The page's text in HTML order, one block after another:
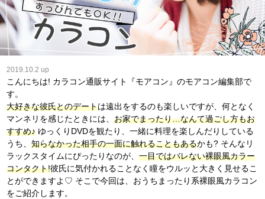
2019.10.2 up
こんにちは! カラコン通販サイト『モアコン』のモアコン編集部で
す。
大好きな彼氏とのデートは遠出をするのも楽しいですが、何となく
マンネリを感じたときには、お家でまったり…なんて過ごし方もお
すすめ♪ ゆっくりDVDを観たり、一緒に料理を楽しんだりしている
うち、知らなかった相手の一面に触れることもあるかも? そんなリ
ラックスタイムにぴったりなのが、一目ではバレない裸眼風カラー
コンタクト!彼氏に気付かれることなく瞳をウルッと大きく見せるこ
とができますよ♡ そこで今回は、おうちまったり系裸眼風カラコン
をご紹介します。